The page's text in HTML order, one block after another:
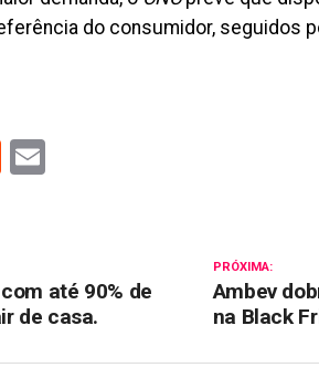
do consumidor, seguidos
Reddit
PRÓXIMA:
Ambev
na Black
até 90% de
de casa.